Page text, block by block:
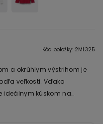
Kód položky: 2ML325
a okrúhlym výstrihom je
veľkosti. Vďaka
ideálnym kúskom na